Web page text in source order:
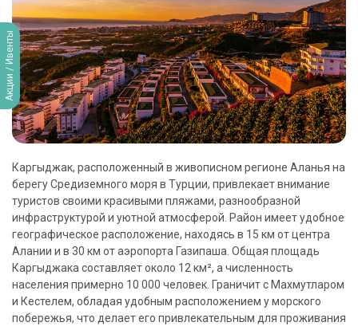
Акции / Ивенты
Каргыджак, расположенный в живописном регионе Аланья на
берегу Средиземного моря в Турции, привлекает внимание
туристов своими красивыми пляжами, разнообразной
инфраструктурой и уютной атмосферой. Район имеет удобное
географическое расположение, находясь в 15 км от центра
Алании и в 30 км от аэропорта Газипаша. Общая площадь
Каргыджака составляет около 12 км², а численность
населения примерно 10 000 человек. Граничит с Махмутларом
и Кестелем, обладая удобным расположением у морского
побережья, что делает его привлекательным для проживания